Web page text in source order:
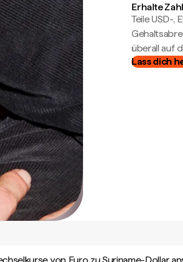
Erhalte
Teile USD-,
überall auf
Lass dich